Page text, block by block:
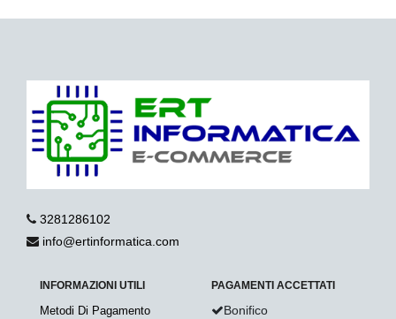
3281286102
info@ertinformatica.com
INFORMAZIONI UTILI
Metodi Di Pagamento
PAGAMENTI ACCETTATI
Bonifico